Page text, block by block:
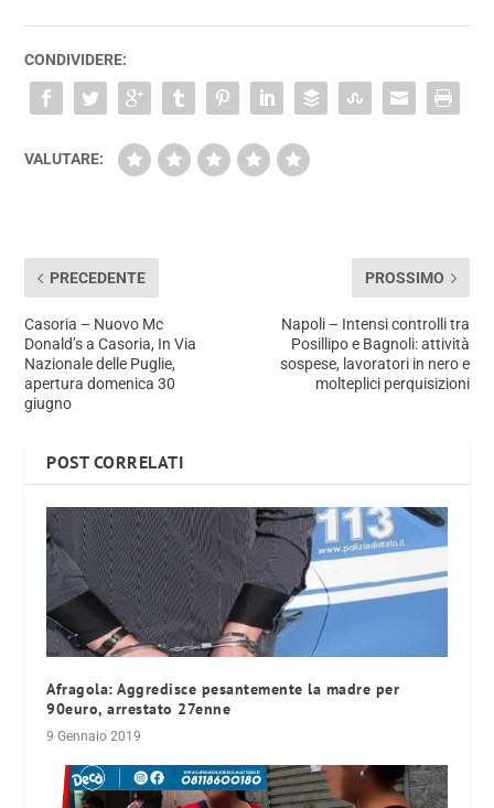
CONDIVIDERE:
VALUTARE:
PRECEDENTE
Casoria – Nuovo Mc
Donald’s a Casoria, In Via
Nazionale delle Puglie,
apertura domenica 30
giugno
PROSSIMO
Napoli – Intensi controlli tra
Posillipo e Bagnoli: attività
sospese, lavoratori in nero e
molteplici perquisizioni
POST CORRELATI
Afragola: Aggredisce pesantemente la madre per
90euro, arrestato 27enne
9 Gennaio 2019